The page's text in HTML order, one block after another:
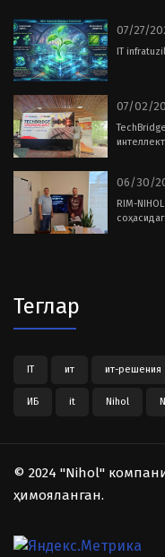
07/27/
IT
07/02/
06/30/
RIM-
Теглар
IT ит ит-решения
ИБ it Nihol
© 2024 "Nihol"
ҳимояланган.